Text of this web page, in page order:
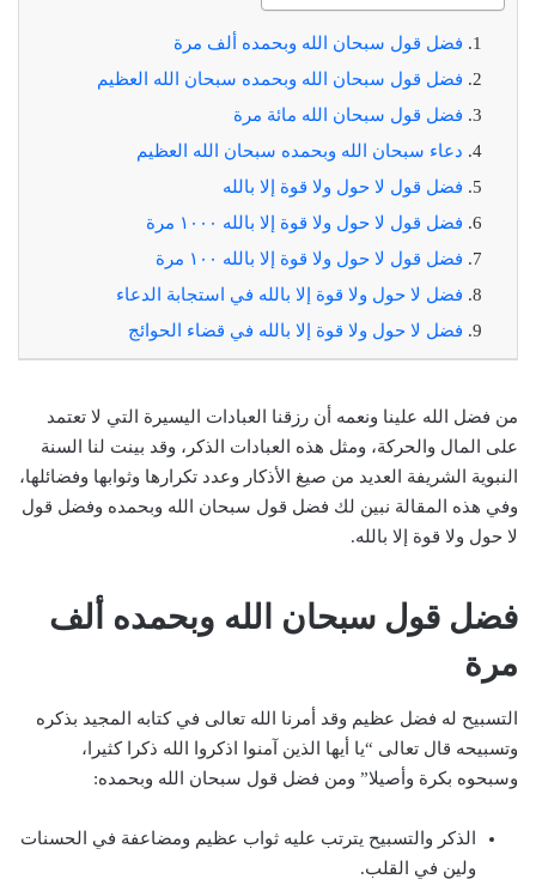
فضل قول سبحان الله وبحمده ألف مرة
فضل قول سبحان الله وبحمده سبحان الله العظيم
فضل قول سبحان الله مائة مرة
دعاء سبحان الله وبحمده سبحان الله العظيم
فضل قول لا حول ولا قوة إلا بالله
فضل قول لا حول ولا قوة إلا بالله ١٠٠٠ مرة
فضل قول لا حول ولا قوة إلا بالله ١٠٠ مرة
فضل لا حول ولا قوة إلا بالله في استجابة الدعاء
فضل لا حول ولا قوة إلا بالله في قضاء الحوائج
من فضل الله علينا ونعمه أن رزقنا العبادات اليسيرة التي لا تعتمد
على المال والحركة، ومثل هذه العبادات الذكر، وقد بينت لنا السنة
النبوية الشريفة العديد من صيغ الأذكار وعدد تكرارها وثوابها وفضائلها،
وفي هذه المقالة نبين لك فضل قول سبحان الله وبحمده وفضل قول
لا حول ولا قوة إلا بالله.
فضل قول سبحان الله وبحمده ألف
مرة
التسبيح له فضل عظيم وقد أمرنا الله تعالى في كتابه المجيد بذكره
وتسبيحه قال تعالى “يا أيها الذين آمنوا اذكروا الله ذكرا كثيرا،
وسبحوه بكرة وأصيلا” ومن فضل قول سبحان الله وبحمده:
الذكر والتسبيح يترتب عليه ثواب عظيم ومضاعفة في الحسنات
ولين في القلب.